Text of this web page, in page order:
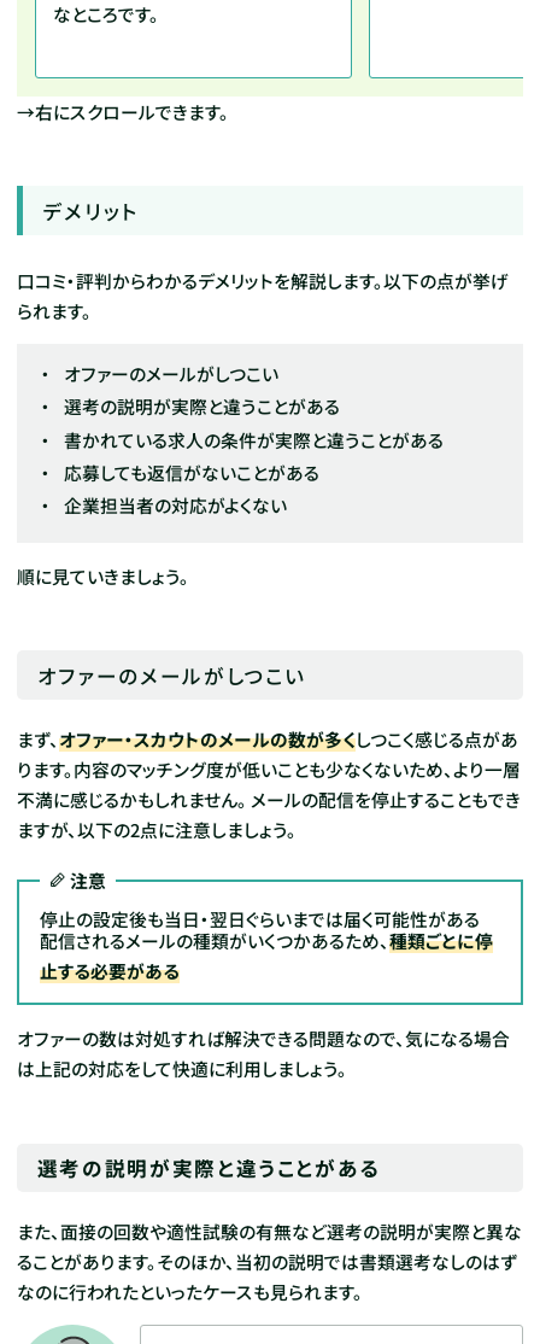
なところです。
→右にスクロールできます。
デメリット
口コミ・評判からわかるデメリットを解説します。以下の点が挙げ
られます。
オファーのメールがしつこい
選考の説明が実際と違うことがある
書かれている求人の条件が実際と違うことがある
応募しても返信がないことがある
企業担当者の対応がよくない
順に見ていきましょう。
オファーのメールがしつこい
まず、オファー・スカウトのメールの数が多くしつこく感じる点があ
ります。内容のマッチング度が低いことも少なくないため、より一層
不満に感じるかもしれません。 メールの配信を停止することもでき
ますが、以下の2点に注意しましょう。
注意
停止の設定後も当日・翌日ぐらいまでは届く可能性がある
配信されるメールの種類がいくつかあるため、種類ごとに停
止する必要がある
オファーの数は対処すれば解決できる問題なので、気になる場合
は上記の対応をして快適に利用しましょう。
選考の説明が実際と違うことがある
また、面接の回数や適性試験の有無など選考の説明が実際と異な
ることがあります。そのほか、当初の説明では書類選考なしのはず
なのに行われたといったケースも見られます。